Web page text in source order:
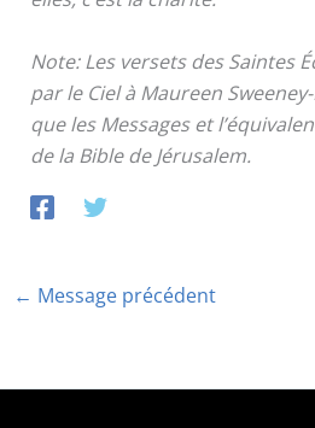
Note: Les versets des Saintes
par le Ciel à Maureen
que les Messages et
de la Bible de Jérusalem.
← Message précédent